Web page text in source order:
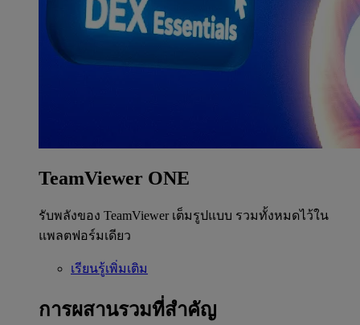
TeamViewer ONE
รับพลังของ TeamViewer เต็มรูปแบบ รวมทั้งหมดไว้ใน
แพลตฟอร์มเดียว
เรียนรู้เพิ่มเติม
การผสานรวมที่สำคัญ